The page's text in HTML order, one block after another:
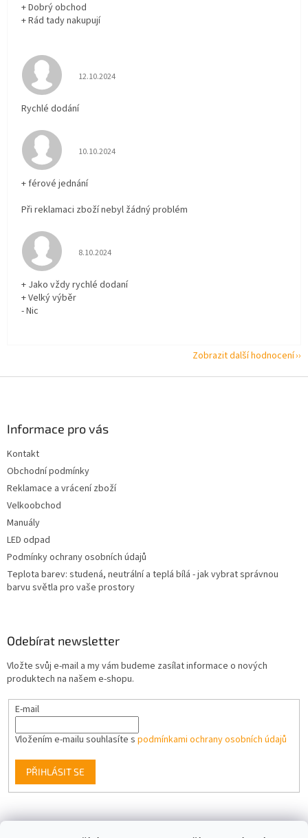
+ Dobrý obchod
+ Rád tady nakupují
Hodnocení obchodu je 5 z 5 hvězdiček.
12.10.2024
Rychlé dodání
Hodnocení obchodu je 5 z 5 hvězdiček.
10.10.2024
+ férové jednání
Při reklamaci zboží nebyl žádný problém
Hodnocení obchodu je 5 z 5 hvězdiček.
8.10.2024
+ Jako vždy rychlé dodaní
+ Velký výběr
- Nic
Zobrazit další hodnocení
Informace pro vás
Kontakt
Obchodní podmínky
Reklamace a vrácení zboží
Velkoobchod
Manuály
LED odpad
Podmínky ochrany osobních údajů
Teplota barev: studená, neutrální a teplá bílá - jak vybrat správnou
barvu světla pro vaše prostory
Odebírat newsletter
Vložte svůj e-mail a my vám budeme zasílat informace o nových
produktech na našem e-shopu.
E-mail
Vložením e-mailu souhlasíte s podmínkami ochrany osobních údajů
PŘIHLÁSIT SE
Facebook